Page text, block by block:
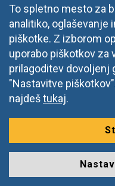
Novice
Dogodki
DOBA Znanja
Najpogostejša vprašanja
Moja Doba
Zaposlitev
To spletno mesto za
analitiko, oglaševanje
piškotke. Z izborom
uporabo piškotkov za
prilagoditev dovoljenj
"Nastavitve
najdeštukaj.